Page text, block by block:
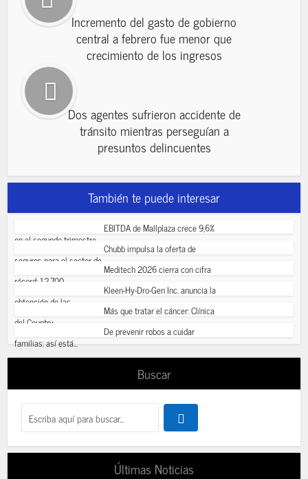
Incremento del gasto de gobierno
central a febrero fue menor que
crecimiento de los ingresos
Dos agentes sufrieron accidente de
tránsito mientras perseguían a
presuntos delincuentes
También te puede interesar
EBITDA de Mallplaza crece 9,6%
en el segundo trimestre...
Chubb impulsa la oferta de
seguros para el sector de...
Meditech 2026 cierra con cifra
récord: 12.700...
Kleen-Hy-Dro-Gen Inc. anuncia la
obtención de las...
Más que tratar el cáncer: Clínica
del Country...
De prevenir robos a cuidar
familias: así está...
Buscar
Últimas Noticias